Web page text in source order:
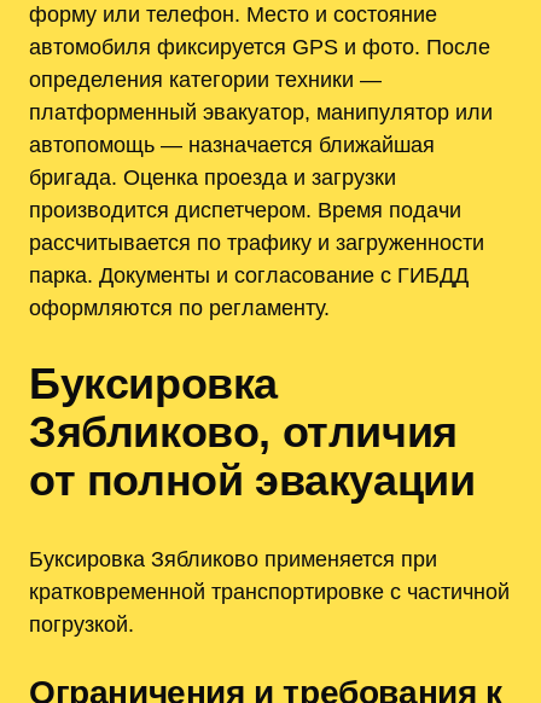
форму или телефон. Место и состояние
автомобиля фиксируется GPS и фото. После
определения категории техники —
платформенный эвакуатор, манипулятор или
автопомощь — назначается ближайшая
бригада. Оценка проезда и загрузки
производится диспетчером. Время подачи
рассчитывается по трафику и загруженности
парка. Документы и согласование с ГИБДД
оформляются по регламенту.
Буксировка
Зябликово, отличия
от полной эвакуации
Буксировка Зябликово применяется при
кратковременной транспортировке с частичной
погрузкой.
Ограничения и требования к